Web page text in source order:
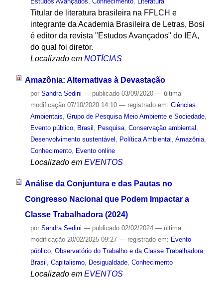
Titular de literatura brasileira na FFLCH e
integrante da Academia Brasileira de Letras, Bosi
é editor da revista "Estudos Avançados" do IEA,
do qual foi diretor.
Localizado em NOTÍCIAS
Amazônia: Alternativas à Devastação
por Sandra Sedini — publicado03/09/2020 — última
modificação07/10/2020 14:10 — registrado em: Ciências
Ambientais, Grupo de Pesquisa Meio Ambiente e Sociedade,
Evento público, Brasil , Pesquisa, Conservação ambiental ,
Desenvolvimento sustentável , Política Ambiental , Amazônia,
Conhecimento, Evento online
Localizado em EVENTOS
Análise da Conjuntura e das Pautas no
Congresso Nacional que Podem Impactar a
Classe Trabalhadora (2024)
por Sandra Sedini — publicado02/02/2024 — última
modificação20/02/2025 09:27 — registrado em: Evento
público, Observatório do Trabalho e da Classe Trabalhadora,
Brasil
Capitalismo, Desigualdade, Conhecimento
Localizado em EVENTOS